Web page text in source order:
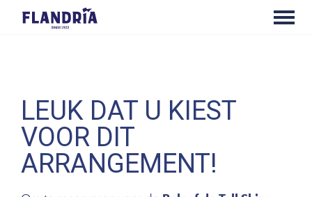
LEUK DAT U KIEST
VOOR DIT
ARRANGEMENT!